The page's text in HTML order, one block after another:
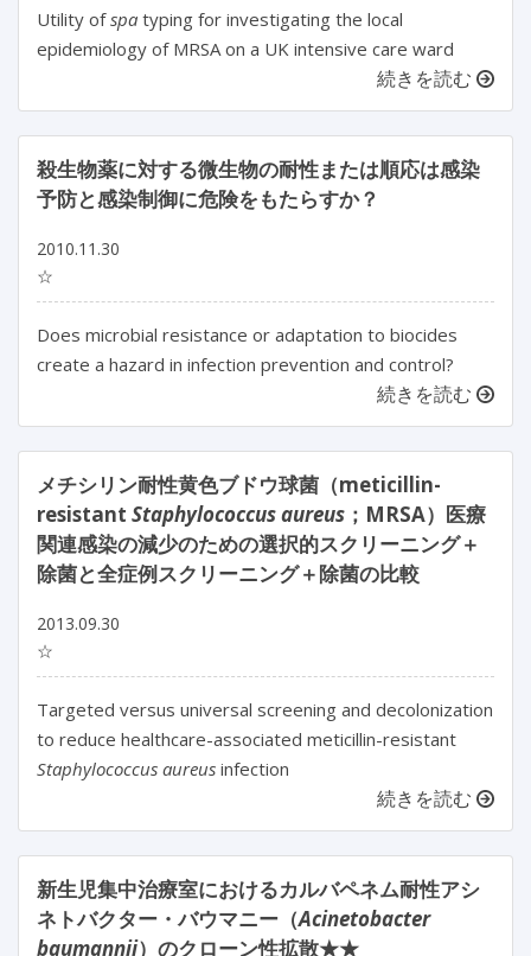
Utility ofspa typing for investigating the local
epidemiology of MRSA on a UK intensive care ward
続きを読む
殺生物薬に対する微生物の耐性または順応は感染
予防と感染制御に危険をもたらすか？
2010.11.30
☆
Does microbial resistance or adaptation to biocides
create a hazard in infection prevention and control?
続きを読む
メチシリン耐性黄色ブドウ球菌（meticillin-
resistant Staphylococcus aureus ；MRSA）医療
関連感染の減少のための選択的スクリーニング＋
除菌と全症例スクリーニング＋除菌の比較
2013.09.30
☆
Targeted versus universal screening and decolonization
to reduce healthcare-associated meticillin-resistant
Staphylococcus aureus infection
続きを読む
新生児集中治療室におけるカルバペネム耐性アシ
ネトバクター・バウマニー（Acinetobacter
baumannii）のクローン性拡散★★